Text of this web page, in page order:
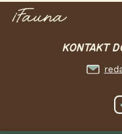
KONTAKT